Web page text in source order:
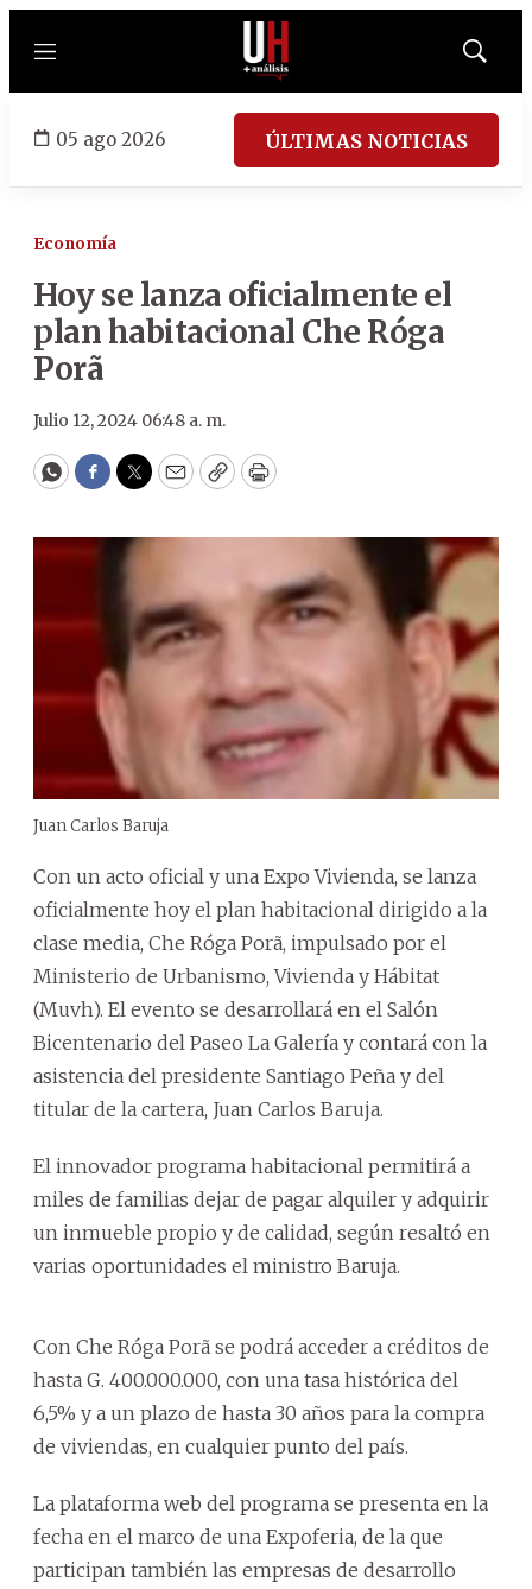
Menú
Mostrar
05 ago 2026 ÚLTIMAS NOTICIAS
Economía
Hoy se lanza oficialmente el
plan habitacional Che Róga
Porã
Julio 12, 2024 06:48 a. m.
WhatsApp
Facebook
Twitter
EmailCopyPrint
Juan Carlos Baruja
Con un acto oficial y una Expo Vivienda, se lanza
oficialmente hoy el plan habitacional dirigido a la
clase media, Che Róga Porã, impulsado por el
Ministerio de Urbanismo, Vivienda y Hábitat
(Muvh). El evento se desarrollará en el Salón
Bicentenario del Paseo La Galería y contará con la
asistencia del presidente Santiago Peña y del
titular de la cartera, Juan Carlos Baruja.
El innovador programa habitacional permitirá a
miles de familias dejar de pagar alquiler y adquirir
un inmueble propio y de calidad, según resaltó en
varias oportunidades el ministro Baruja.
Con Che Róga Porã se podrá acceder a créditos de
hasta G. 400.000.000, con una tasa histórica del
6,5% y a un plazo de hasta 30 años para la compra
de viviendas, en cualquier punto del país.
La plataforma web del programa se presenta en la
fecha en el marco de una Expoferia, de la que
participan también las empresas de desarrollo